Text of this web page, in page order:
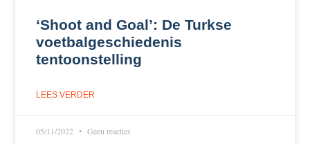
‘Shoot and Goal’: De Turkse
voetbalgeschiedenis
tentoonstelling
LEES VERDER
05/11/2022 Geen reacties